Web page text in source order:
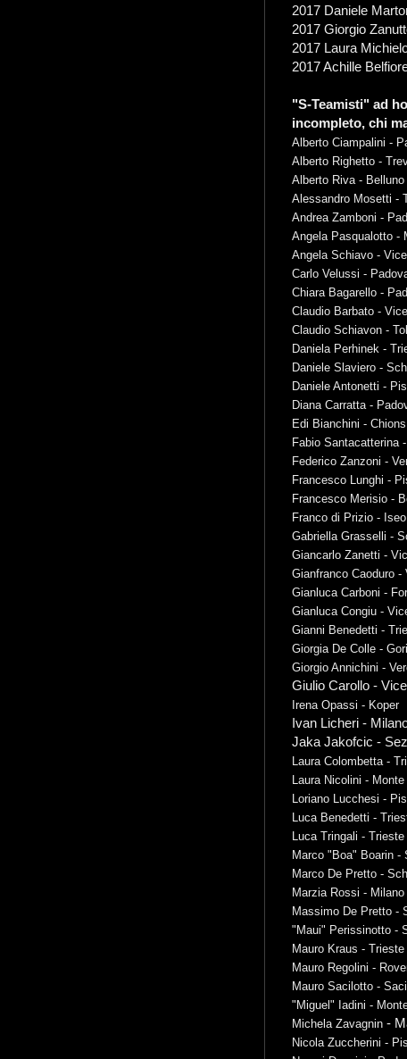
2017 Daniele
2017 Giorgio
2017 Laura
2017 Achille
"S-Teamisti" ad
incompleto, chi
Alberto Ciampalini -
Alberto Righetto -
Alberto Riva - Belluno
Alessandro Mosetti -
Andrea Zamboni -
Angela Pasqualotto -
Angela Schiavo -
Carlo Velussi -
Chiara Bagarello -
Claudio Barbato -
Claudio Schiavon -
Daniela Perhinek -
Daniele Slaviero -
Daniele Antonetti -
Diana Carratta -
Edi Bianchini - Chions
Fabio Santacatterina
Federico Zanzoni -
Francesco Lunghi -
Francesco Merisio -
Franco di Prizio - Iseo
Gabriella Grasselli -
Giancarlo Zanetti -
Gianfranco Caoduro -
Gianluca Carboni -
Gianluca Congiu -
Gianni Benedetti -
Giorgia De Colle -
Giorgio Annichini -
Giulio Carollo -
Irena Opassi - Koper
Ivan Licheri -
Jaka Jakofcic -
Laura Colombetta -
Laura Nicolini -
Loriano Lucchesi -
Luca Benedetti -
Luca Tringali - Trieste
Marco "Boa" Boarin -
Marco De Pretto -
Marzia Rossi - Milano
Massimo De Pretto -
"Maui" Perissinotto -
Mauro Kraus - Trieste
Mauro Regolini -
Mauro Sacilotto -
"Miguel" Iadini -
Michela Zavagnin -
Nicola Zuccherini -